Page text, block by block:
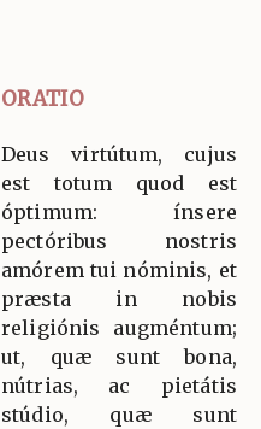
ORATIO
Deus virtútum, cujus
est totum quod est
óptimum: ínsere
pectóribus nostris
amórem tui nóminis, et
præsta in nobis
religiónis augméntum;
ut, quæ sunt bona,
nútrias, ac pietátis
stúdio, quæ sunt